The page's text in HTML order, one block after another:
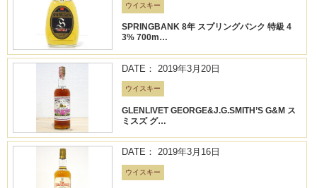
ウイスキー
SPRINGBANK 8年 スプリングバンク 特級 4
3% 700m…
DATE： 2019年3月20日
ウイスキー
GLENLIVET GEORGE&J.G.SMITH’S G&M ス
ミスズ グ…
DATE： 2019年3月16日
ウイスキー